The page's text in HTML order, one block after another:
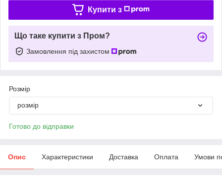
Купити з
Що таке купити з Пром?
Замовлення під захистом
Розмір
розмір
Готово до відправки
Опис Характеристики Доставка Оплата Умови